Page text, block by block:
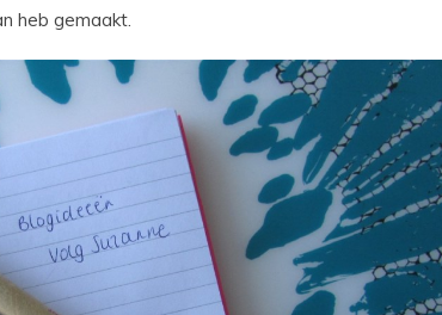
heb gemaakt.